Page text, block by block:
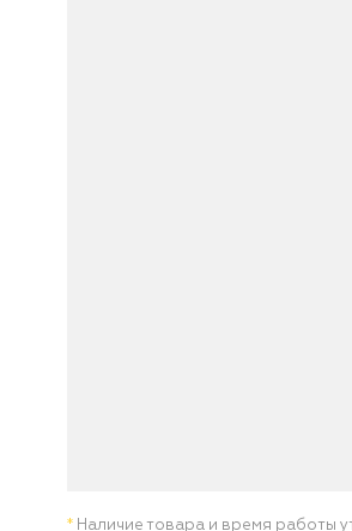
* Наличие товара и время работы